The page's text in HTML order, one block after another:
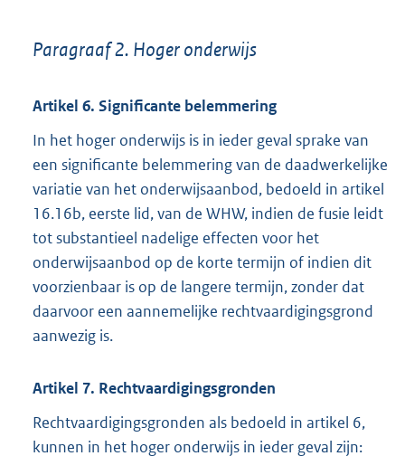
Paragraaf 2. Hoger onderwijs
Artikel 6. Significante belemmering
In het hoger onderwijs is in ieder geval sprake van
een significante belemmering van de daadwerkelijke
variatie van het onderwijsaanbod, bedoeld in artikel
16.16b, eerste lid, van de WHW, indien de fusie leidt
tot substantieel nadelige effecten voor het
onderwijsaanbod op de korte termijn of indien dit
voorzienbaar is op de langere termijn, zonder dat
daarvoor een aannemelijke rechtvaardigingsgrond
aanwezig is.
Artikel 7. Rechtvaardigingsgronden
Rechtvaardigingsgronden als bedoeld in artikel 6,
kunnen in het hoger onderwijs in ieder geval zijn: